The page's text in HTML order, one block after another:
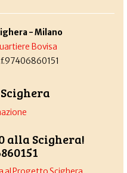
- Milano
Bovisa
alla Scighera!